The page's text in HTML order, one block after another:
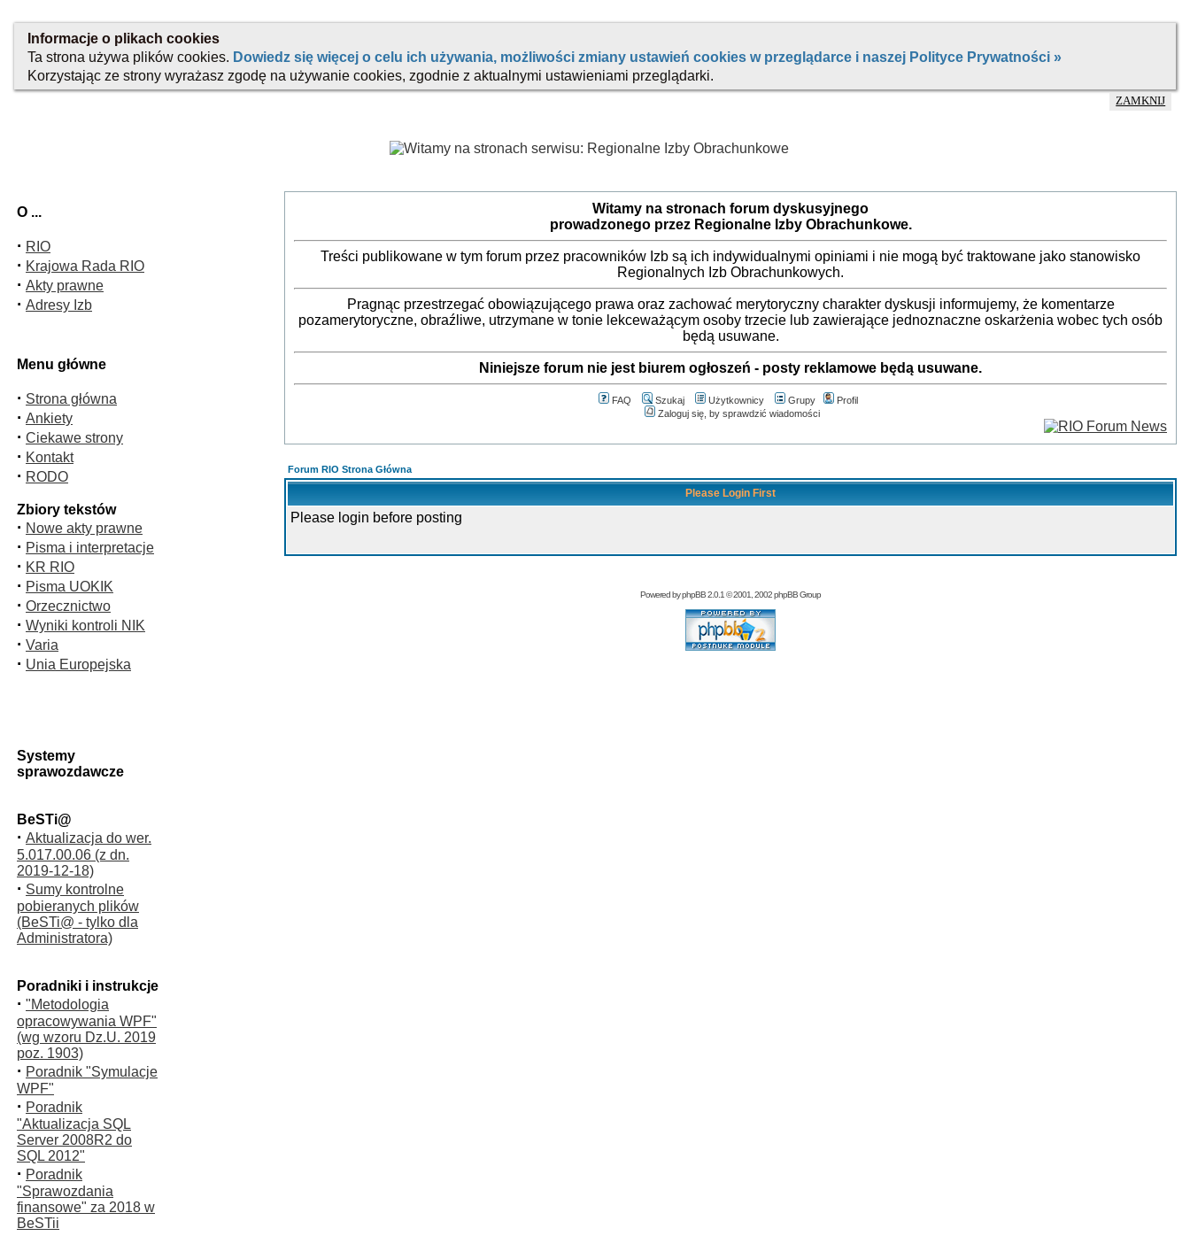
ZAMKNIJ
O ...
· RIO
· Krajowa Rada RIO
· Akty prawne
· Adresy Izb
Menu główne
· Strona główna
· Ankiety
· Ciekawe strony
· Kontakt
· RODO
Zbiory tekstów
· Nowe akty prawne
· Pisma i interpretacje
· KR RIO
· Pisma UOKIK
· Orzecznictwo
· Wyniki kontroli NIK
· Varia
· Unia Europejska
Systemy
sprawozdawcze
BeSTi@
· Aktualizacja do wer.
5.017.00.06 (z dn.
2019-12-18)
· Sumy kontrolne
pobieranych plików
(BeSTi@ - tylko dla
Administratora)
Poradniki i instrukcje
· "Metodologia
opracowywania WPF"
(wg wzoru Dz.U. 2019
poz. 1903)
· Poradnik "Symulacje
WPF"
· Poradnik
"Aktualizacja SQL
Server 2008R2 do
SQL 2012"
· Poradnik
"Sprawozdania
finansowe" za 2018 w
BeSTii
Witamy na stronach forum dyskusyjnego
prowadzonego przez Regionalne Izby Obrachunkowe.
Treści publikowane w tym forum przez pracowników Izb są ich indywidualnymi opiniami i nie mogą być traktowane jako stanowisko
Regionalnych Izb Obrachunkowych.
Pragnąc przestrzegać obowiązującego prawa oraz zachować merytoryczny charakter dyskusji informujemy, że komentarze
pozamerytoryczne, obraźliwe, utrzymane w tonie lekceważącym osoby trzecie lub zawierające jednoznaczne oskarżenia wobec tych osób
będą usuwane.
Niniejsze forum nie jest biurem ogłoszeń - posty reklamowe będą usuwane.
FAQ Szukaj Użytkownicy Grupy
Profil
Zaloguj się, by sprawdzić wiadomości
Forum RIO Strona Główna
Please Login First
Please login before posting
Powered byphpBB2.0.1 © 2001, 2002 phpBB Group